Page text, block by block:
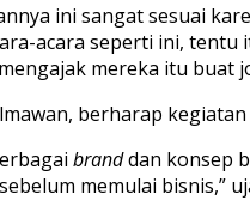
ini sangat sesuai
acara seperti ini, tentu
mereka itu buat
berharap
branddan konsep
memulai bisnis,”